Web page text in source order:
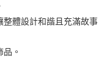
整體設計和諧且充滿故事
。